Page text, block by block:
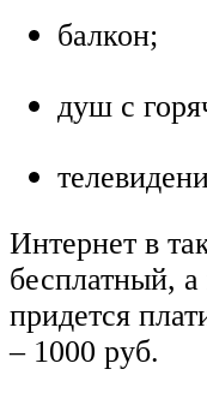
балкон;
душ с
Интернет в
бесплатный, а
придется
– 1000 руб.